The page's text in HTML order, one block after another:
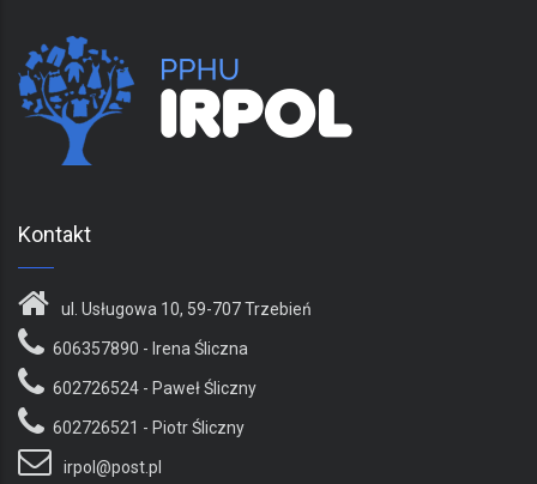
Kontakt
ul. Usługowa 10, 59-707 Trzebień
606357890 - Irena Śliczna
602726524 - Paweł Śliczny
602726521 - Piotr Śliczny
irpol@post.pl